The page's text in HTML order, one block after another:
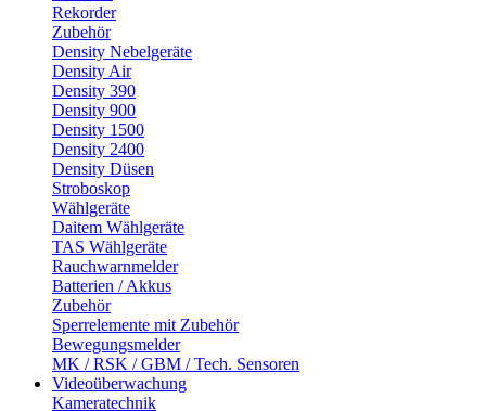
Rekorder
Zubehör
Density Nebelgeräte
Density Air
Density 390
Density 900
Density 1500
Density 2400
Density Düsen
Stroboskop
Wählgeräte
Daitem Wählgeräte
TAS Wählgeräte
Rauchwarnmelder
Batterien / Akkus
Zubehör
Sperrelemente mit Zubehör
Bewegungsmelder
MK / RSK / GBM / Tech. Sensoren
Videoüberwachung
Kameratechnik